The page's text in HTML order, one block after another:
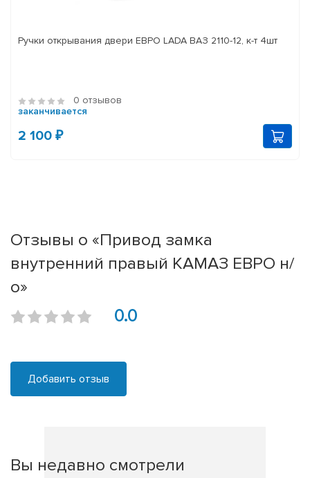
Ручки открывания двери ЕВРО LADA ВАЗ 2110-12, к-т 4шт
0 отзывов
заканчивается
2 100 ₽
Отзывы о «Привод замка
внутренний правый КАМАЗ ЕВРО н/
о»
0.0
Добавить отзыв
Вы недавно смотрели